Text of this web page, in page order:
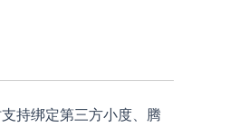
持绑定第三方小度、腾